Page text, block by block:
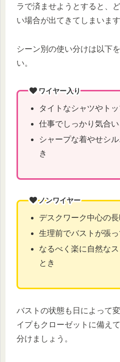
ラで済ませようとすると、
い場合が出てきてしまいます
シーン別の使い分けは以下
い。
ワイヤー入り
タイトなシャツやト
仕事でしっかり気合
シャープな着やせシ
き
ノンワイヤー
デスクワーク中心の
生理前でバストが張
なるべく楽に自然な
とき
バストの状態も日によって
イプもクローゼットに備え
分けましょう。